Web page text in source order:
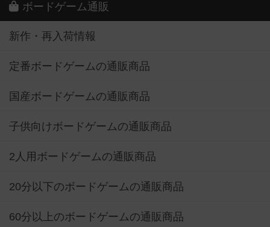
ボードゲーム通販
新作・再入荷情報
定番ボードゲームの通販商品
国産ボードゲームの通販商品
子供向けボードゲームの通販商品
2人用ボードゲームの通販商品
20分以下のボードゲームの通販商品
60分以上のボードゲームの通販商品